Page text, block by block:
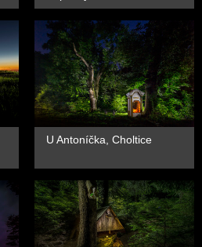
U Antoníčka, Choltice